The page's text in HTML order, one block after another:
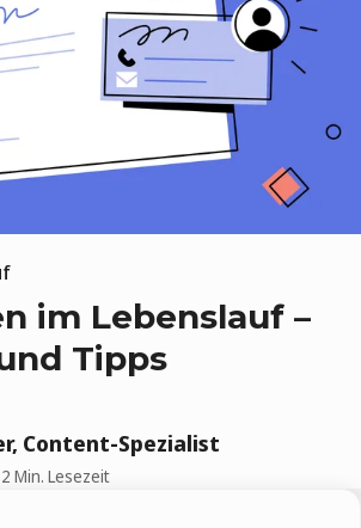
im Lebenslauf –
Tipps
Content-Spezialist
Min. Lesezeit